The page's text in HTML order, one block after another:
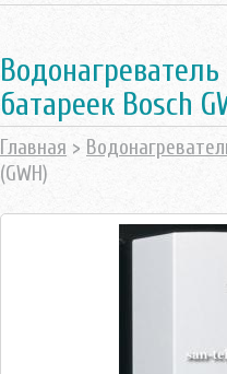
батареек Bosch
Главная >
(GWH)